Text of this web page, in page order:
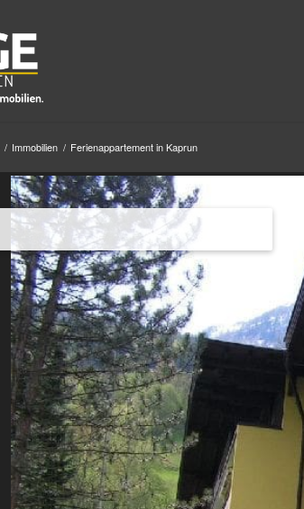
/ Immobilien / Ferienappartement in Kaprun